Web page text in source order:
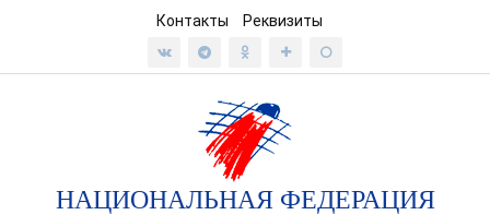
Контакты Реквизиты
НАЦИОНАЛЬНАЯ ФЕДЕРАЦИЯ